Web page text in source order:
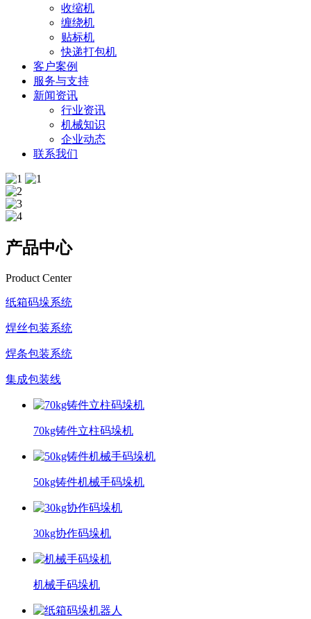
收缩机
缠绕机
贴标机
快递打包机
客户案例
服务与支持
新闻资讯
行业资讯
机械知识
企业动态
联系我们
产品中心
Product Center
纸箱码垛系统
焊丝包装系统
焊条包装系统
集成包装线
70kg铸件立柱码垛机
50kg铸件机械手码垛机
30kg协作码垛机
机械手码垛机